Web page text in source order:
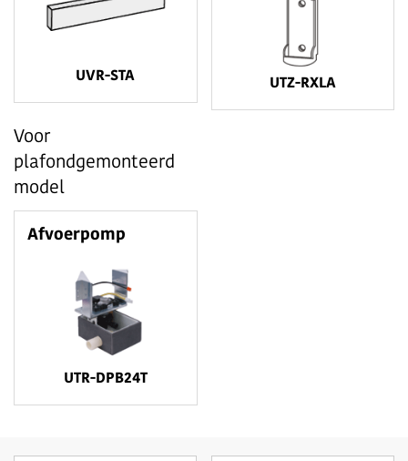
UVR-STA
UTZ-RXLA
Voor
plafondgemonteerd
model
Afvoerpomp
UTR-DPB24T